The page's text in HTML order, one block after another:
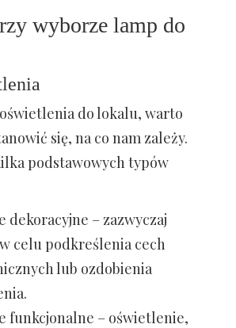
wyborze lamp do
do lokalu, warto
się, na co nam zależy.
podstawowych typów
dekoracyjne – zazwyczaj
celu podkreślenia cech
lub ozdobienia
funkcjonalne – oświetlenie,